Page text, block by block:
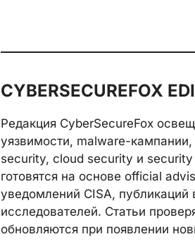
CYBERSECUREFOX
Редакция CyberSecureFox
уязвимости, malware-
security, cloud security и
готовятся на основе official
уведомлений CISA, публикаций
исследователей. Статьи
обновляются при появлении